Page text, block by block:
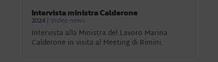
Intervista ministra Calderone
2024| Video news
Intervista alla Ministra del Lavoro Marina
Calderone in visita al Meeting di Rimini.